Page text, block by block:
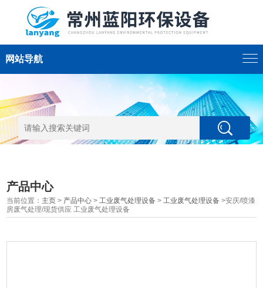
网站导航
产品中心
当前位置： 主页 > 产品中心 >工业废气处理设备 >工业废气处理设备 >安庆/喷漆
房废气处理/现货供应 工业废气处理设备